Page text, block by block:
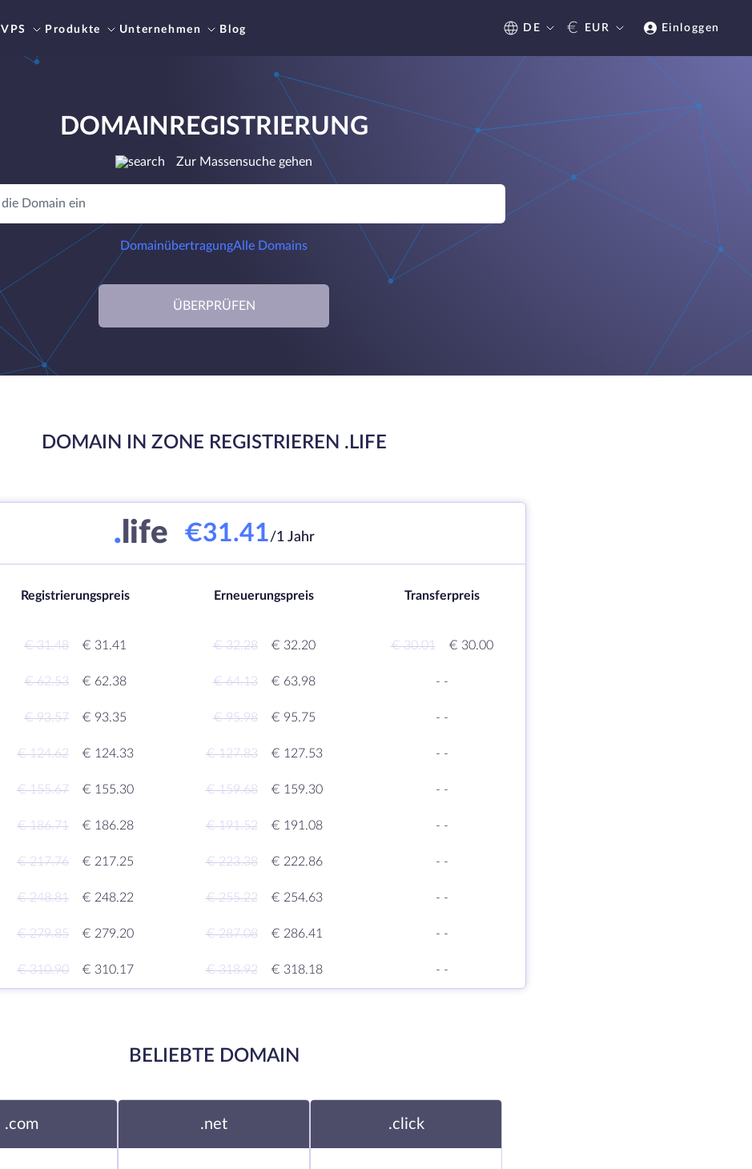
VPS Produkte Unternehmen Blog DE € EUR Einloggen
DOMAINREGISTRIERUNG
Zur Massensuche gehen
DomainübertragungAlle Domains
ÜBERPRÜFEN
DOMAIN IN ZONE REGISTRIEREN .LIFE
. life €31.41/1 Jahr
Registrierungspreis Erneuerungspreis Transferpreis
€ 31.48 € 31.41 € 32.28 € 32.20 € 30.01 € 30.00
€ 62.53 € 62.38 € 64.13 € 63.98 - -
€ 93.57 € 93.35 € 95.98 € 95.75 - -
€ 124.62 € 124.33 € 127.83 € 127.53 - -
€ 155.67 € 155.30 € 159.68 € 159.30 - -
€ 186.71 € 186.28 € 191.52 € 191.08 - -
€ 217.76 € 217.25 € 223.38 € 222.86 - -
€ 248.81 € 248.22 € 255.22 € 254.63 - -
€ 279.85 € 279.20 € 287.08 € 286.41 - -
€ 310.90 € 310.17 € 318.92 € 318.18 - -
BELIEBTE DOMAIN
.com .net .click